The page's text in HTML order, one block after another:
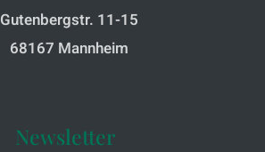
Gutenbergstr. 11-15
68167 Mannheim
Newsletter